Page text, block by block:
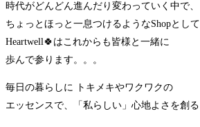
時代がどんどん進んだり変わっていく中で、
ちょっとほっと一息つけるようなShopとして
Heartwell🍀はこれからも皆様と一緒に
歩んで参ります。。。
毎日の暮らしに トキメキやワクワクの
エッセンスで、「私らしい」心地よさを創る